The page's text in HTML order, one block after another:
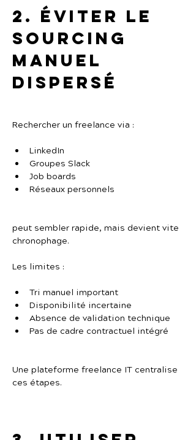
2. Éviter le
sourcing
manuel
dispersé
Rechercher un freelance via :
LinkedIn
Groupes Slack
Job boards
Réseaux personnels
peut sembler rapide, mais devient vite
chronophage.
Les limites :
Tri manuel important
Disponibilité incertaine
Absence de validation technique
Pas de cadre contractuel intégré
Une plateforme freelance IT centralise
ces étapes.